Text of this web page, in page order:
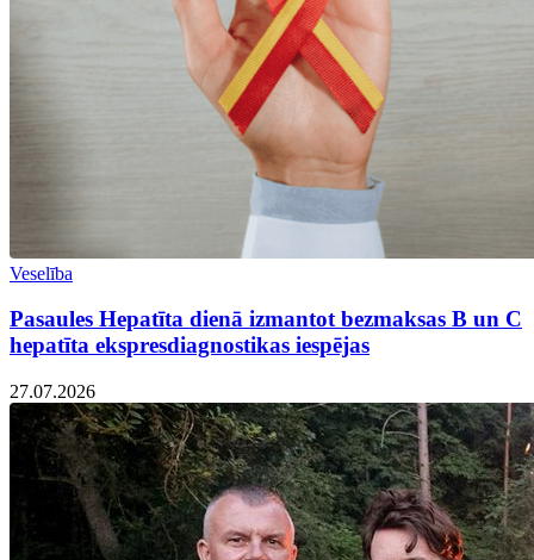
Veselība
Pasaules Hepatīta dienā izmantot bezmaksas B un C
hepatīta ekspresdiagnostikas iespējas
27.07.2026